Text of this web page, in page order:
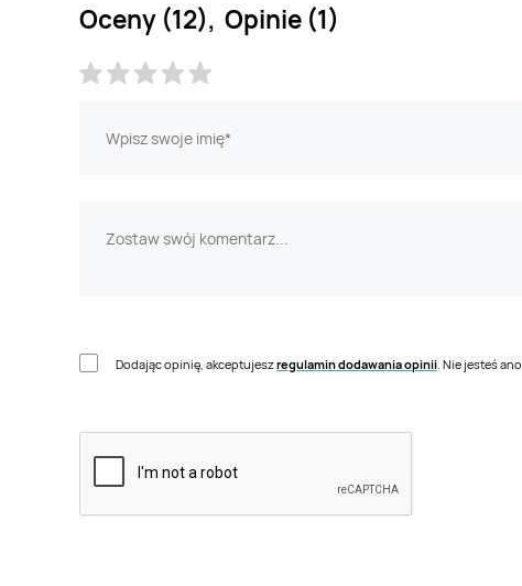
Oceny (12), Opinie (1)
Dodając opinię, akceptujeszregulamin dodawania opinii. Nie jesteś